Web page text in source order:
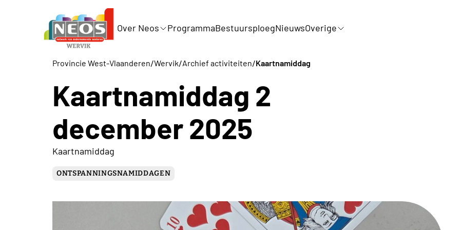
Over Neos ProgrammaBestuursploegNieuwsOverige
Provincie West-Vlaanderen/Wervik/Archief activiteiten/Kaartnamiddag
Kaartnamiddag 2
december 2025
Kaartnamiddag
ONTSPANNINGSNAMIDDAGEN